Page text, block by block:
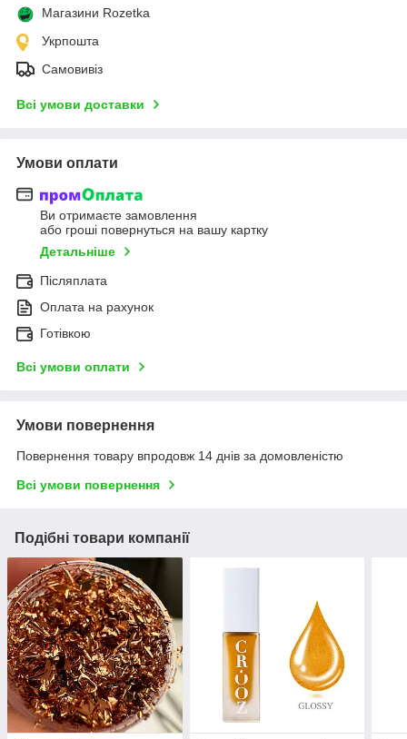
Магазини Rozetka
Укрпошта
Самовивіз
Всі умови доставки
Умови оплати
Ви отримаєте замовлення
або гроші повернуться на вашу картку
Детальніше
Післяплата
Оплата на рахунок
Готівкою
Всі умови оплати
Умови повернення
Повернення товару впродовж 14 днів за домовленістю
Всі умови повернення
Подібні товари компанії